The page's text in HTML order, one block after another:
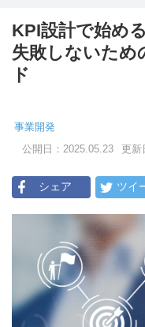
KPI設計で始め
失敗しないため
ド
事業開発
公開日：2025.05.23
更新
シェア ツイ